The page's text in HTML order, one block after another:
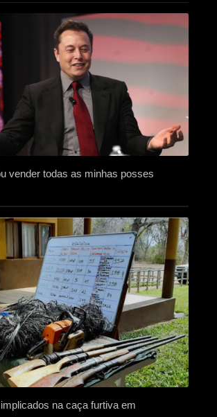
vender todas as minhas posses
na caça furtiva em